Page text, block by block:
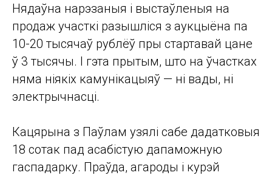
Нядаўна нарэзаныя і выстаўленыя на
продаж участкі разышліся з аукцыёна па
10-20 тысячаў рублёў пры стартавай цане
ў 3 тысячы. І гэта прытым, што на ўчастках
няма ніякіх камунікацыяў — ні вады, ні
электрычнасці.
Кацярына з Паўлам узялі сабе дадатковыя
18 сотак пад асабістую дапаможную
гаспадарку. Праўда, агароды і курэй